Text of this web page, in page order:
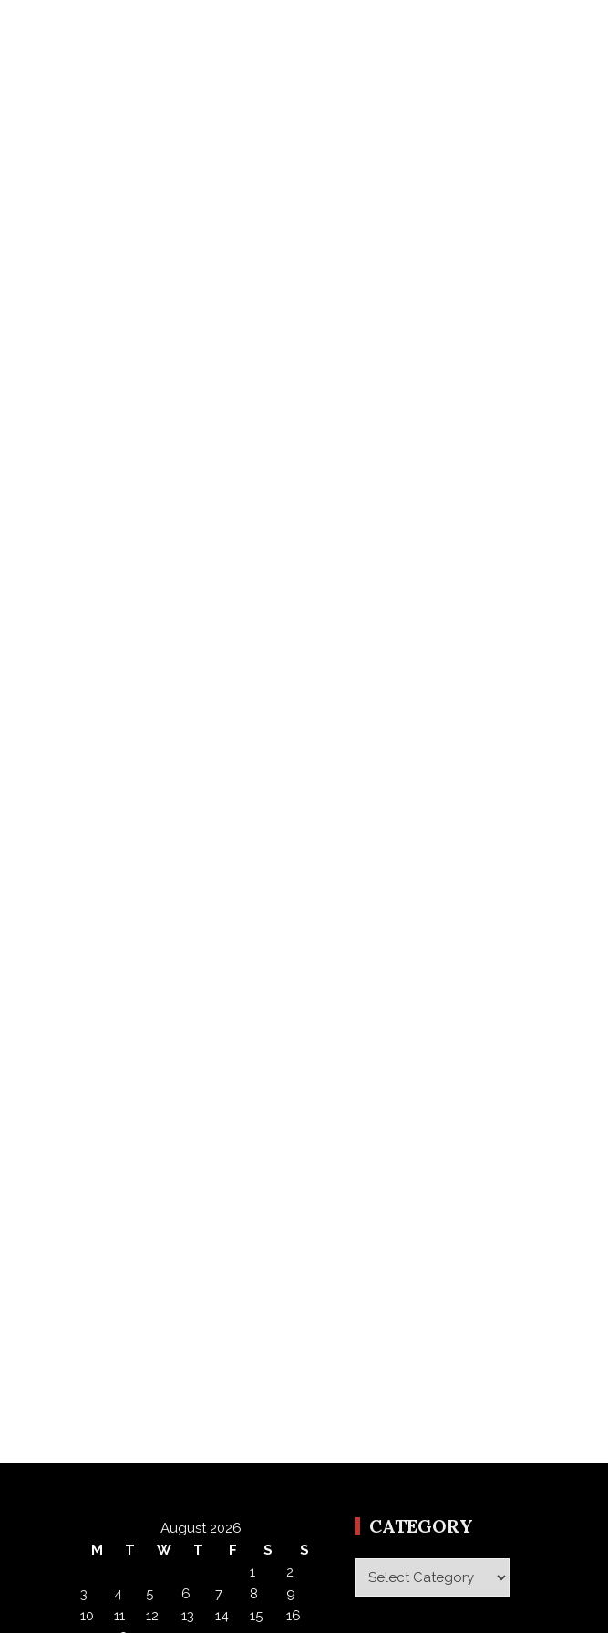
August 2026
M
T W T F S
S
1
2
3
4 5 6 7 8
9
10
11 12 13 14 15
16
CATEGORY
Category